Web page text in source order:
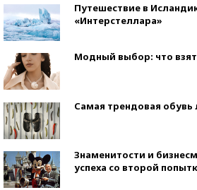
Путешествие в
«Интерстеллара»
Модный выбор: что
Самая трендовая обувь
Знаменитости и
успеха со второй